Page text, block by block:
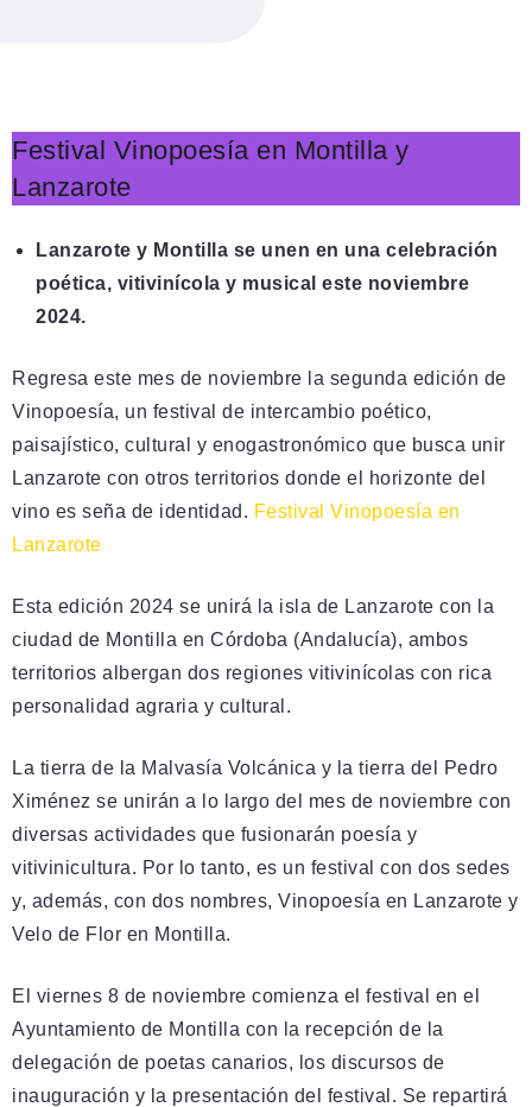
Festival Vinopoesía en Montilla y
Lanzarote
Lanzarote y Montilla se unen en una celebración
poética, vitivinícola y musical este noviembre
2024.
Regresa este mes de noviembre la segunda edición de
Vinopoesía, un festival de intercambio poético,
paisajístico, cultural y enogastronómico que busca unir
Lanzarote con otros territorios donde el horizonte del
vino es seña de identidad. Festival Vinopoesía en
Lanzarote
Esta edición 2024 se unirá la isla de Lanzarote con la
ciudad de Montilla en Córdoba (Andalucía), ambos
territorios albergan dos regiones vitivinícolas con rica
personalidad agraria y cultural.
La tierra de la Malvasía Volcánica y la tierra del Pedro
Ximénez se unirán a lo largo del mes de noviembre con
diversas actividades que fusionarán poesía y
vitivinicultura. Por lo tanto, es un festival con dos sedes
y, además, con dos nombres, Vinopoesía en Lanzarote y
Velo de Flor en Montilla.
El viernes 8 de noviembre comienza el festival en el
Ayuntamiento de Montilla con la recepción de la
delegación de poetas canarios, los discursos de
inauguración y la presentación del festival. Se repartirá